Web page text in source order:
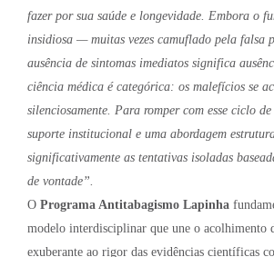
fazer por sua saúde e longevidade Embora o
insidiosa — muitas vezes camuflado pela falsa
ausência de sintomas imediatos significa
ciência médica é categórica: os malefícios se
silenciosamente Para romper com esse ciclo
suporte institucional e uma abordagem
significativamente as tentativas isoladas
de vontade”
O Programa Antitabagismo Lapinha
modelo interdisciplinar que une o acolhimento
exuberante ao rigor das evidências científicas